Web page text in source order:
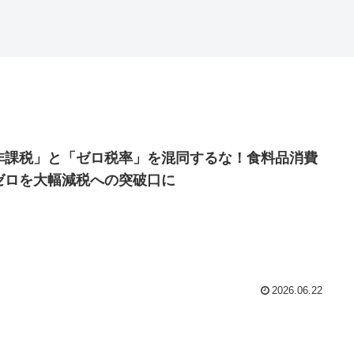
課税」と「ゼロ税率」を混同するな！食料品消費
ロを大幅減税への突破口に
2026.06.22